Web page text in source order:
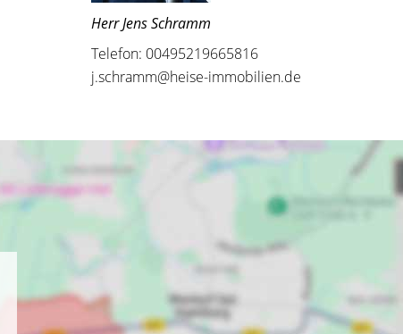
Herr Jens Schramm
Telefon: 00495219665816
j.schramm@heise-immobilien.de